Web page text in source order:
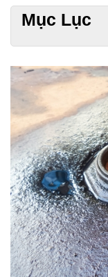
Chất phụ gia nước mắm
Chất phụ gia rau củ quả
HÓA CHẤT TẨY RỬA
Tẩy rửa công nghiệp
Tẩy rửa sinh hoạt
Tẩy rửa ô tô xe máy
Tẩy cáu cặn đường ống
Tẩy rửa khác
HÓA CHẤT THỦY SẢN
Hóa chất xử lý nước
Men đường ruột
Men vi sinh EM gốc
Bổ sung khoáng chất
Bổ gan và giải độc gan
Phòng và trị bệnh
Bổ sung dinh dưỡng
Mục Lục